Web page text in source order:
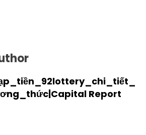
Report